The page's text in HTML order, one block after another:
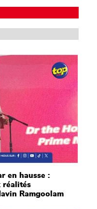
en hausse :
réalités
Ramgoolam